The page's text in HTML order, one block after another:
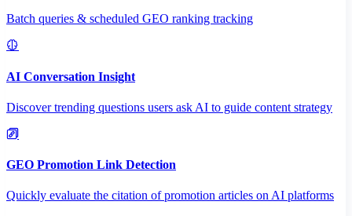
Batch queries & scheduled GEO ranking tracking
AI Conversation Insight
Discover trending questions users ask AI to guide content strategy
GEO Promotion Link Detection
Quickly evaluate the citation of promotion articles on AI platforms